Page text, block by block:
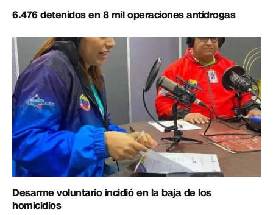
6.476 detenidos en 8 mil operaciones antidrogas
Desarme voluntario incidió en la baja de los
homicidios